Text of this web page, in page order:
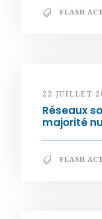
FLASH
22 JUILLET
Réseaux
majorité
FLASH